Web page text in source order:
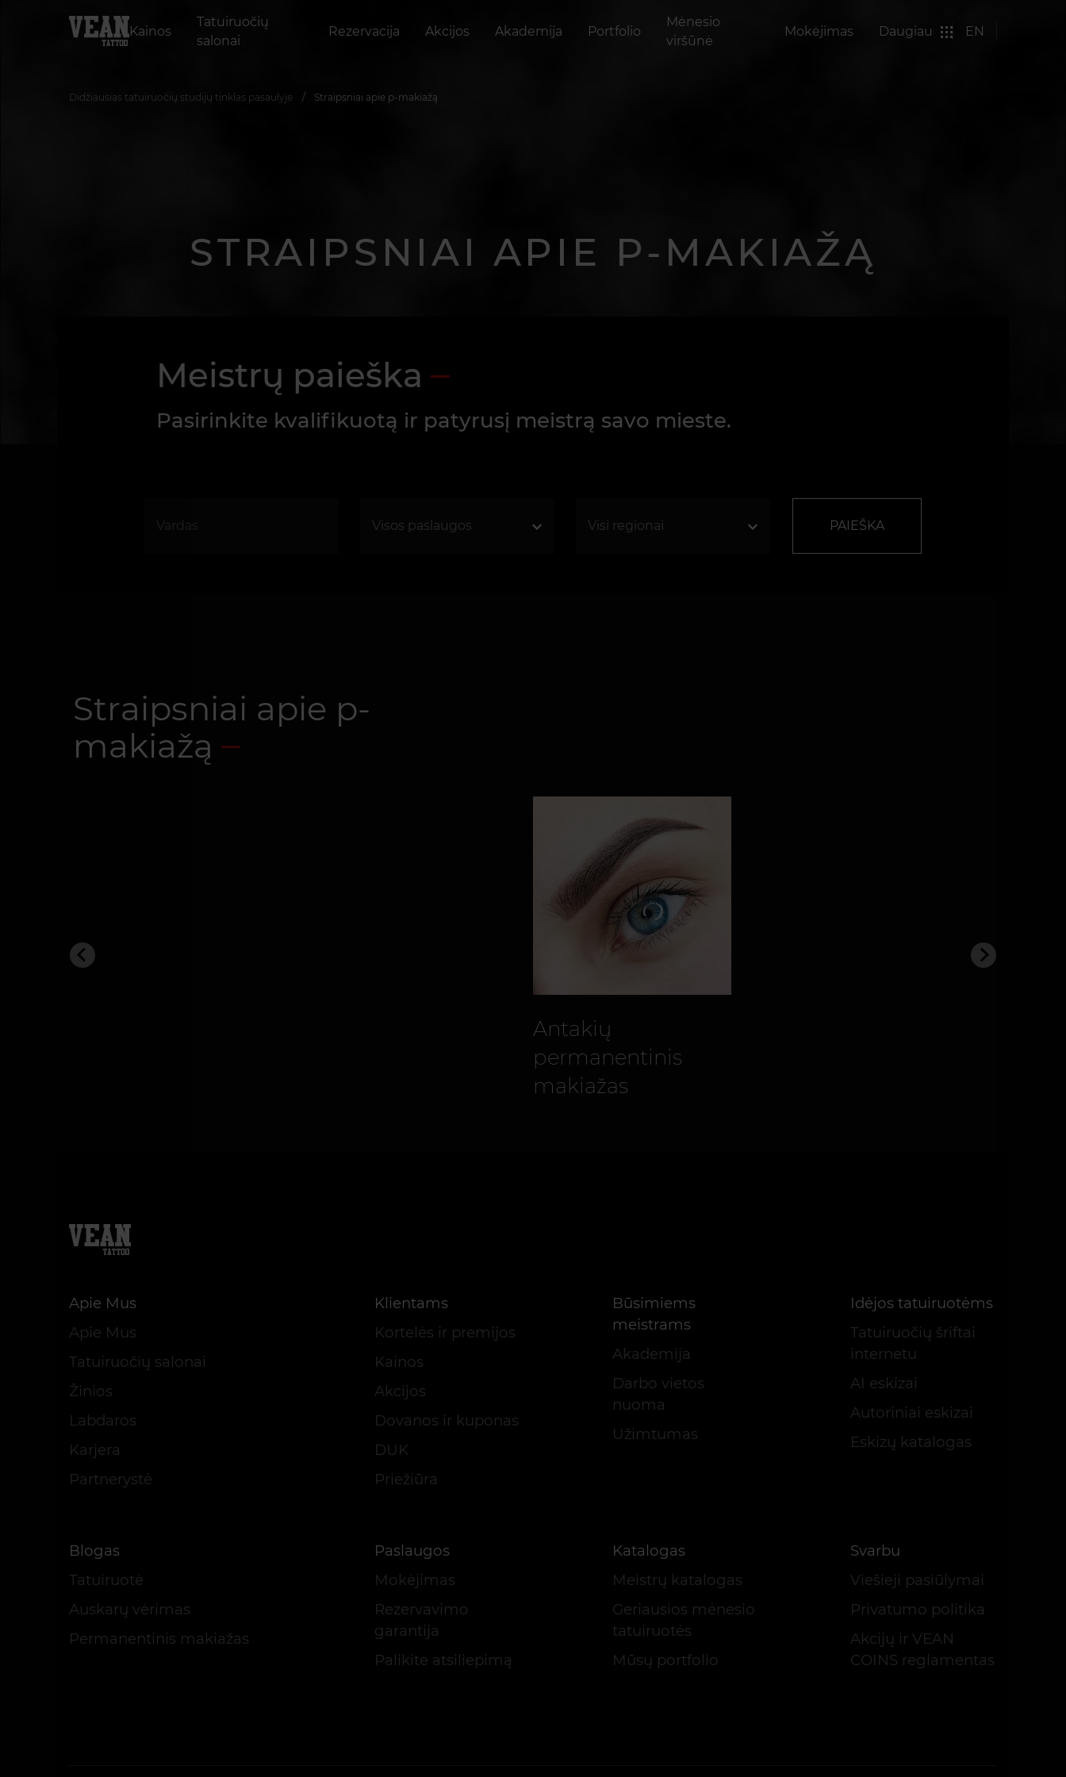
Kainos
Tatuiruočių
salonai
Rezervacija Akcijos Akademija Portfolio
Mėnesio
viršūnė
Mokėjimas Daugiau EN
Didžiausias tatuiruočių studijų tinklas pasaulyje Straipsniai apie p-makiažą
STRAIPSNIAI APIE P-MAKIAŽĄ
Meistrų paieška
Pasirinkite kvalifikuotą ir patyrusį meistrą savo mieste.
PAIEŠKA
Straipsniai apie p-
makiažą
Antakių
permanentinis
makiažas
Apie Mus
Apie Mus
Tatuiruočių salonai
Žinios
Labdaros
Karjera
Partnerystė
Klientams
Kortelės ir premijos
Kainos
Akcijos
Dovanos ir kuponas
DUK
Priežiūra
Būsimiems
meistrams
Akademija
Darbo vietos
nuoma
Užimtumas
Idėjos tatuiruotėms
Tatuiruočių šriftai
internetu
AI eskizai
Autoriniai eskizai
Eskizų katalogas
Blogas
Tatuiruotė
Auskarų vėrimas
Permanentinis makiažas
Paslaugos
Mokėjimas
Rezervavimo
garantija
Palikite atsiliepimą
Katalogas
Meistrų katalogas
Geriausios mėnesio
tatuiruotės
Mūsų portfolio
Svarbu
Viešieji pasiūlymai
Privatumo politika
Akcijų ir VEAN
COINS reglamentas